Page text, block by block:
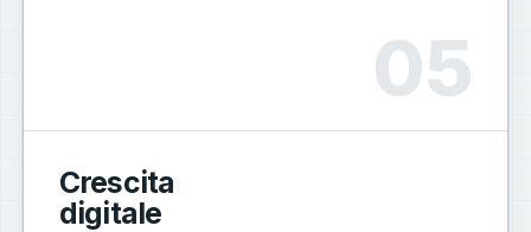
Crescita
digitale